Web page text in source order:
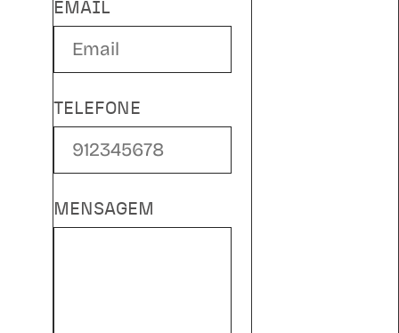
EMAIL
TELEFONE
MENSAGEM